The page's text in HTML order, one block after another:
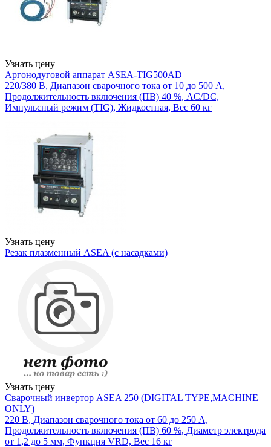
Узнать цену
Аргонодуговой аппарат ASEA-TIG500AD
220/380 В, Диапазон сварочного тока от 10 до 500 А,
Продолжительность включения (ПВ) 40 %, AC/DC,
Импульсный режим (TIG), Жидкостная, Вес 60 кг
Узнать цену
Резак плазменный ASEA (с насадками)
Узнать цену
Сварочный инвертор ASEA 250 (DIGITAL TYPE,MACHINE
ONLY)
220 В, Диапазон сварочного тока от 60 до 250 А,
Продолжительность включения (ПВ) 60 %, Диаметр электрода
от 1,2 до 5 мм, Функция VRD, Вес 16 кг